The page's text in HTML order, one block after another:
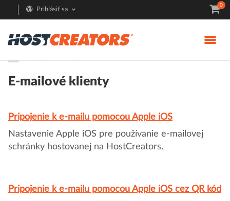
Prihlásiť sa
0
E-mailové klienty
Pripojenie k e-mailu pomocou Apple iOS
Nastavenie Apple iOS pre používanie e-mailovej
schránky hostovanej na HostCreators.
Pripojenie k e-mailu pomocou Apple iOS cez QR kód